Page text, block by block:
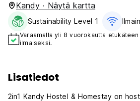
Kandy · Näytä kartta
Sustainability Level 1
Varaamalla yli 8 vuorokautta
ilmaiseksi.
Lisatiedot
2in1 Kandy Hostel & Homestay on